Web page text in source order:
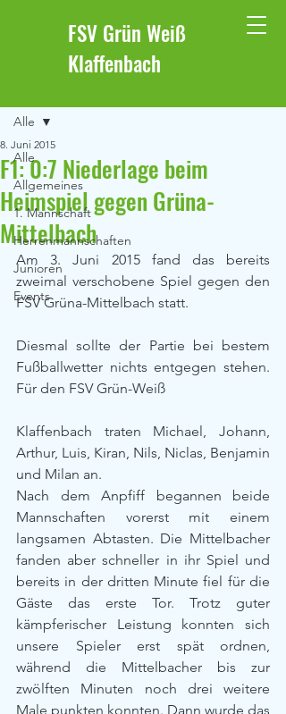
FSV Grün Weiß
Klaffenbach
Alle
Allgemeines
1. Mannschaft
Herrenmannschaften
Junioren
Events
Alle
F1: 0:7 Niederlage beim
Heimspiel gegen Grüna-
Mittelbach
8. Juni 2015
Am 3. Juni 2015 fand das bereits
zweimal verschobene Spiel gegen den
FSV Grüna-Mittelbach statt.
Diesmal sollte der Partie bei bestem
Fußballwetter nichts entgegen stehen.
Für den FSV Grün-Weiß
Klaffenbach traten Michael, Johann,
Arthur, Luis, Kiran, Nils, Niclas, Benjamin
und Milan an.
Nach dem Anpfiff begannen beide
Mannschaften vorerst mit einem
langsamen Abtasten. Die Mittelbacher
fanden aber schneller in ihr Spiel und
bereits in der dritten Minute fiel für die
Gäste das erste Tor. Trotz guter
kämpferischer Leistung konnten sich
unsere Spieler erst spät ordnen,
während die Mittelbacher bis zur
zwölften Minuten noch drei weitere
Male punkten konnten. Dann wurde das